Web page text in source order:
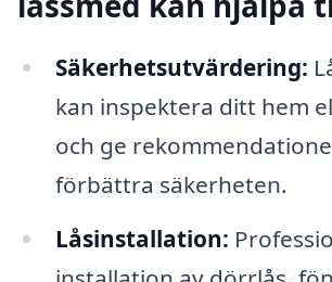
Säkerhetsutvärdering:
kan inspektera ditt hem
och ge
förbättra säkerheten.
Låsinstallation: